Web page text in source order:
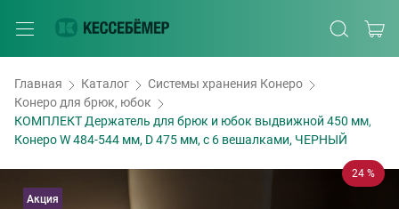
Главная Каталог
Системы хранения Конеро
Конеро для брюк, юбок
КОМПЛЕКТ Держатель для брюк и юбок выдвижной 450 мм,
Конеро W 484-544 мм, D 475 мм, с 6 вешалками, ЧЕРНЫЙ
24 %
Акция